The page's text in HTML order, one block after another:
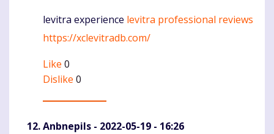
Komentaras
levitra experience levitra professional reviews
https://xclevitradb.com/
Like 0
Dislike 0
Anbnepils - 2022-05-19 - 16:26